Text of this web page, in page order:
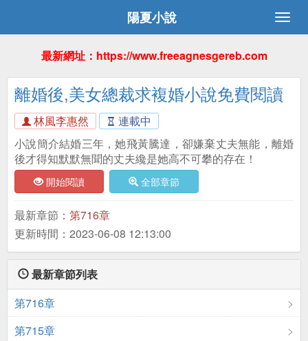
陽夏小說
最新網址：https://www.freeagnesgereb.com
離婚後,美女總裁求複婚小說免費閱讀
林風李惠然
連載中
小說簡介結婚三年，她飛黃騰達，卻嫌棄丈夫無能，離婚
後才得知默默無聞的丈夫纔是她高不可攀的存在！
開始閱讀 全部章節
最新章節： 第716章
更新時間：2023-06-08 12:13:00
最新章節列表
第716章
第715章